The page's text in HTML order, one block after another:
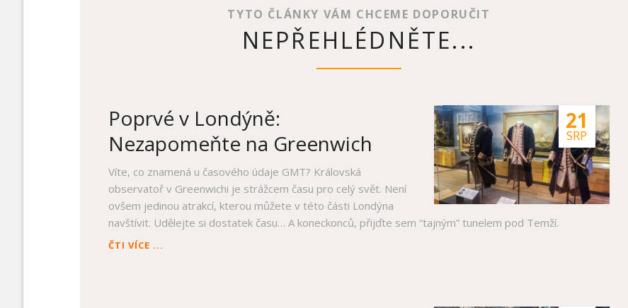
TYTO ČLÁNKY VÁM CHCEME DOPORUČIT
NEPŘEHLÉDNĚTE...
21
SRP
Poprvé v Londýně:
Nezapomeňte na Greenwich
Víte, co znamená u časového údaje GMT? Královská
observatoř v Greenwichi je strážcem času pro celý svět. Není
ovšem jedinou atrakcí, kterou můžete v této části Londýna
navštívit. Udělejte si dostatek času… A koneckonců, přijďte sem “tajným” tunelem pod Temží.
ČTI VÍCE ...